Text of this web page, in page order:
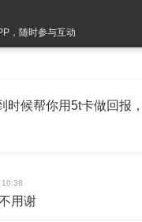
，随时参与互动
时候帮你用5t卡做回报
用谢